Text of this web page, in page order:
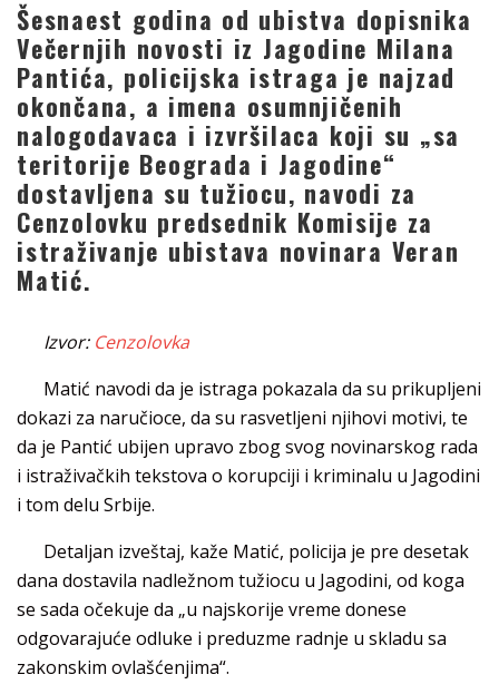
Šesnaest godina od ubistva dopisnika
Večernjih novosti iz Jagodine Milana
Pantića, policijska istraga je najzad
okončana, a imena osumnjičenih
nalogodavaca i izvršilaca koji su „sa
teritorije Beograda i Jagodine“
dostavljena su tužiocu, navodi za
Cenzolovku predsednik Komisije za
istraživanje ubistava novinara Veran
Matić.
Izvor: Cenzolovka
Matić navodi da je istraga pokazala da su prikupljeni
dokazi za naručioce, da su rasvetljeni njihovi motivi, te
da je Pantić ubijen upravo zbog svog novinarskog rada
i istraživačkih tekstova o korupciji i kriminalu u Jagodini
i tom delu Srbije.
Detaljan izveštaj, kaže Matić, policija je pre desetak
dana dostavila nadležnom tužiocu u Jagodini, od koga
se sada očekuje da „u najskorije vreme donese
odgovarajuće odluke i preduzme radnje u skladu sa
zakonskim ovlašćenjima“.